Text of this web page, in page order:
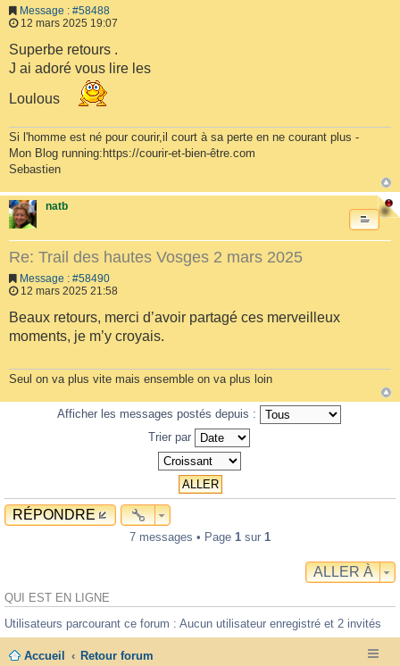
Message : #58488
12 mars 2025 19:07
Superbe retours .
J ai adoré vous lire les
Loulous
Si l'homme est né pour courir,il court à sa perte en ne courant plus -
Mon Blog running:https://courir-et-bien-être.com
Sebastien
natb
Re: Trail des hautes Vosges 2 mars 2025
Message : #58490
12 mars 2025 21:58
Beaux retours, merci d’avoir partagé ces merveilleux
moments, je m’y croyais.
Seul on va plus vite mais ensemble on va plus loin
Afficher les messages postés depuis :
Trier par
RÉPONDRE
7 messages • Page 1 sur 1
ALLER À
QUI EST EN LIGNE
Utilisateurs parcourant ce forum : Aucun utilisateur enregistré et 2 invités
Accueil Retour forum